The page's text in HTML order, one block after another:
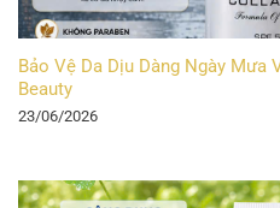
Bảo Vệ Da Dịu Dàng Ngày Mưa
Beauty
23/06/2026